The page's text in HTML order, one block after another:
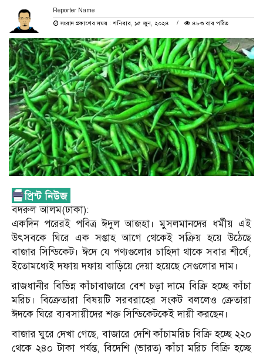
Reporter Name
সংবাদ প্রকাশের সময় : শনিবার, ১৫ জুন, ২০২৪
৪৮৩ বার পঠিত
বদরুল আলম(ঢাকা):
একদিন পরেরই পবিত্র ঈদুল আজহা। মুসলমানদের ধর্মীয় এই
উৎসবকে ঘিরে এক সপ্তাহ আগে থেকেই সক্রিয় হয়ে উঠেছে
বাজার সিন্ডিকেট। ঈদে যে পণ্যগুলোর চাহিদা থাকে সবার শীর্ষে,
ইতোমধ্যেই দফায় দফায় বাড়িয়ে দেয়া হয়েছে সেগুলোর দাম।
রাজধানীর বিভিন্ন কাঁচাবাজারে বেশ চড়া দামে বিক্রি হচ্ছে কাঁচা
মরিচ। বিক্রেতারা বিষয়টি সরবরাহের সংকট বললেও ক্রেতারা
ঈদকে ঘিরে ব্যবসায়ীদের শক্ত সিন্ডিকেটকেই দায়ী করছেন।
বাজার ঘুরে দেখা গেছে, বাজারে দেশি কাঁচামরিচ বিক্রি হচ্ছে ২২০
থেকে ২৪০ টাকা পর্যন্ত, বিদেশি (ভারত) কাঁচা মরিচ বিক্রি হচ্ছে